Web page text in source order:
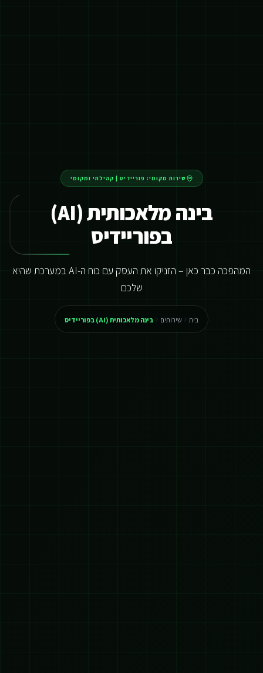
שירות מקומי: פוריידיס קהילתי ומקומי
בינה מלאכותית (AI)
בפוריידיס
המהפכה כבר כאן – הזניקו את העסק עם כוח ה-AI במערכת שהיא
שלכם
בית שירותים בינה מלאכותית (AI) בפוריידיס